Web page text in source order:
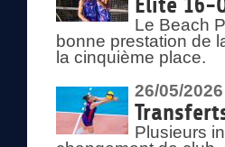
Elite 16-
Le Beach
bonne prestation de
la cinquième place.
26/05/2026
Plusieurs